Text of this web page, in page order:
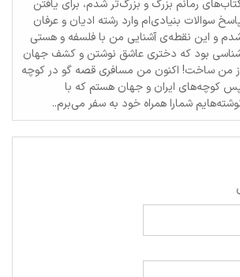
رمانم بزرگ‌ و بزرگ‌تر شدم، برای یافتن
سوالات بنیادی‌ام وارد رشته ادیان و عرفان
و این نقطه‌ی آشنایی من با فلسفه و هستی
بود که دختری عاشق نوشتن و کشف جهان
من ساخت! اکنون من مسافری قصه گو در کوچه
کوچه‌های ایران و جهان هستم که با
شمارا همراه خود به سفر می‌برم..